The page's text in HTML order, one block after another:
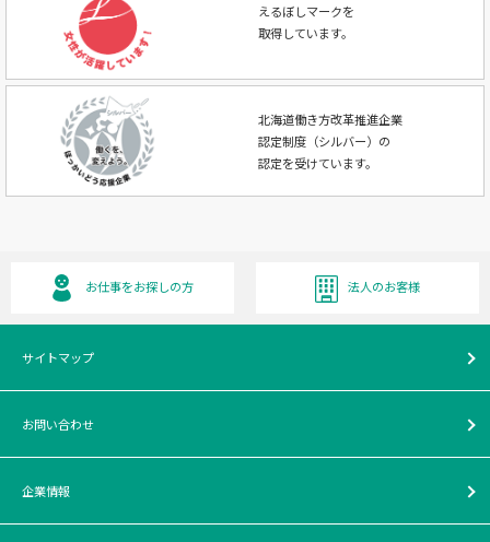
えるぼしマークを
取得しています。
北海道働き方改革推進企業
認定制度（シルバー）の
認定を受けています。
お仕事をお探しの方 法人のお客様
サイトマップ
お問い合わせ
企業情報